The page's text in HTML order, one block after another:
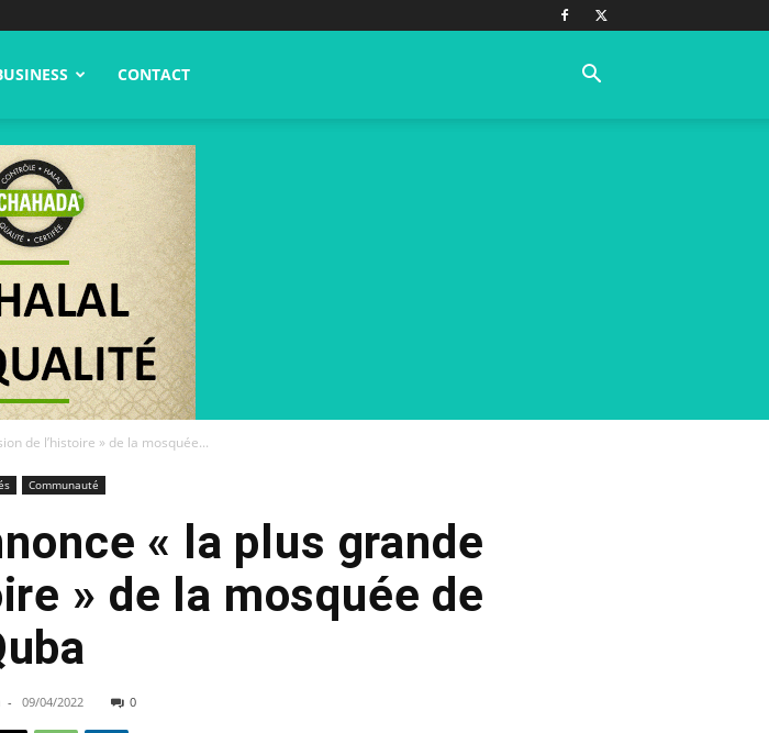
CONTACT
de l’histoire » de la mosquée...
Communauté
« la plus grande
» de la mosquée de
- 09/04/2022 0